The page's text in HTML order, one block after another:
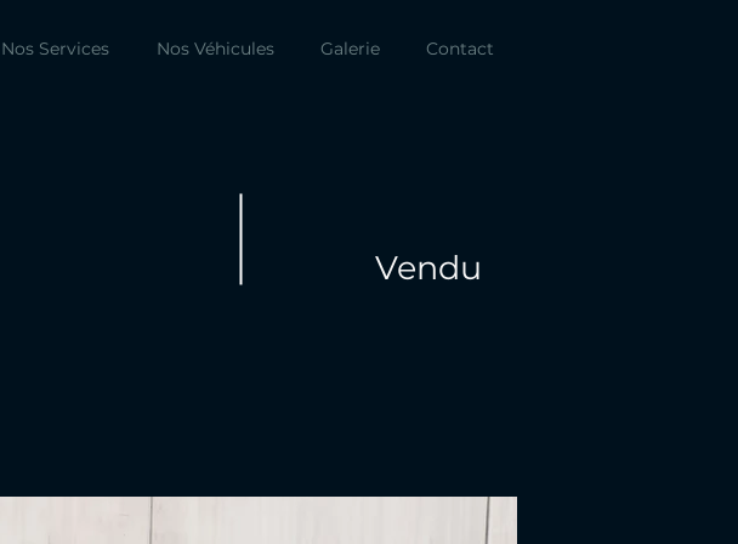
Nos Services Nos Véhicules Galerie Contact
Vendu